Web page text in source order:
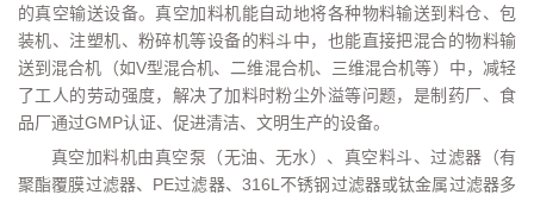
的真空输送设备。真空加料机能自动地将各种物料输送到料仓、包
装机、注塑机、粉碎机等设备的料斗中，也能直接把混合的物料输
送到混合机（如V型混合机、二维混合机、三维混合机等）中，减轻
了工人的劳动强度，解决了加料时粉尘外溢等问题，是制药厂、食
品厂通过GMP认证、促进清洁、文明生产的设备。
真空加料机由真空泵（无油、无水）、真空料斗、过滤器（有
聚酯覆膜过滤器、PE过滤器、316L不锈钢过滤器或钛金属过滤器多